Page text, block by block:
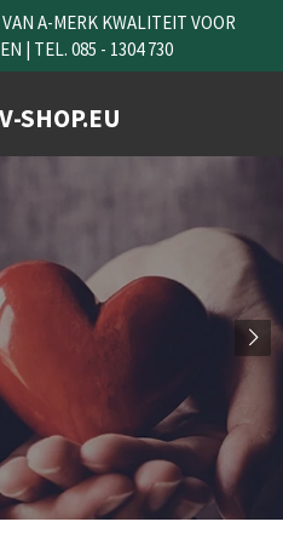
SHOP.EU
A-MERK KWALITEIT VOOR
| TEL. 085 - 1304 730